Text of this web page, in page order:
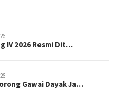
IV 2026 Resmi Dit…
Gawai Dayak Ja…